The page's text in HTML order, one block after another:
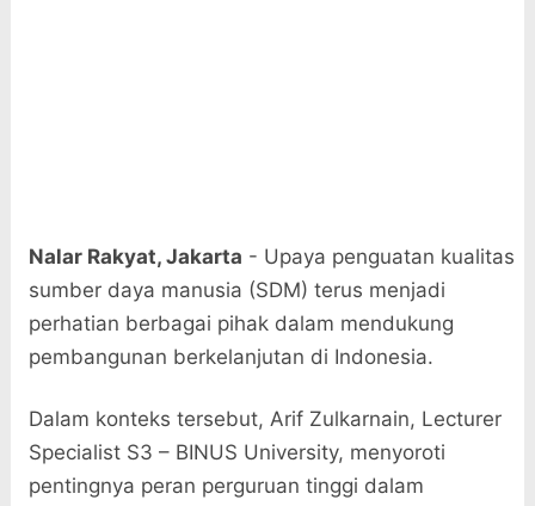
Nalar Rakyat, Jakarta - Upaya penguatan kualitas
sumber daya manusia (SDM) terus menjadi
perhatian berbagai pihak dalam mendukung
pembangunan berkelanjutan di Indonesia.
Dalam konteks tersebut, Arif Zulkarnain, Lecturer
Specialist S3 – BINUS University, menyoroti
pentingnya peran perguruan tinggi dalam